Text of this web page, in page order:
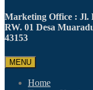
Marketing Office : Jl.
RW. 01 Desa
43153
MENU
Home